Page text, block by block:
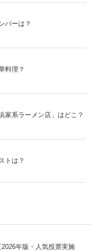
バーは？
料理？
家系ラーメン店」はどこ？
トは？
年版・人気投票実施